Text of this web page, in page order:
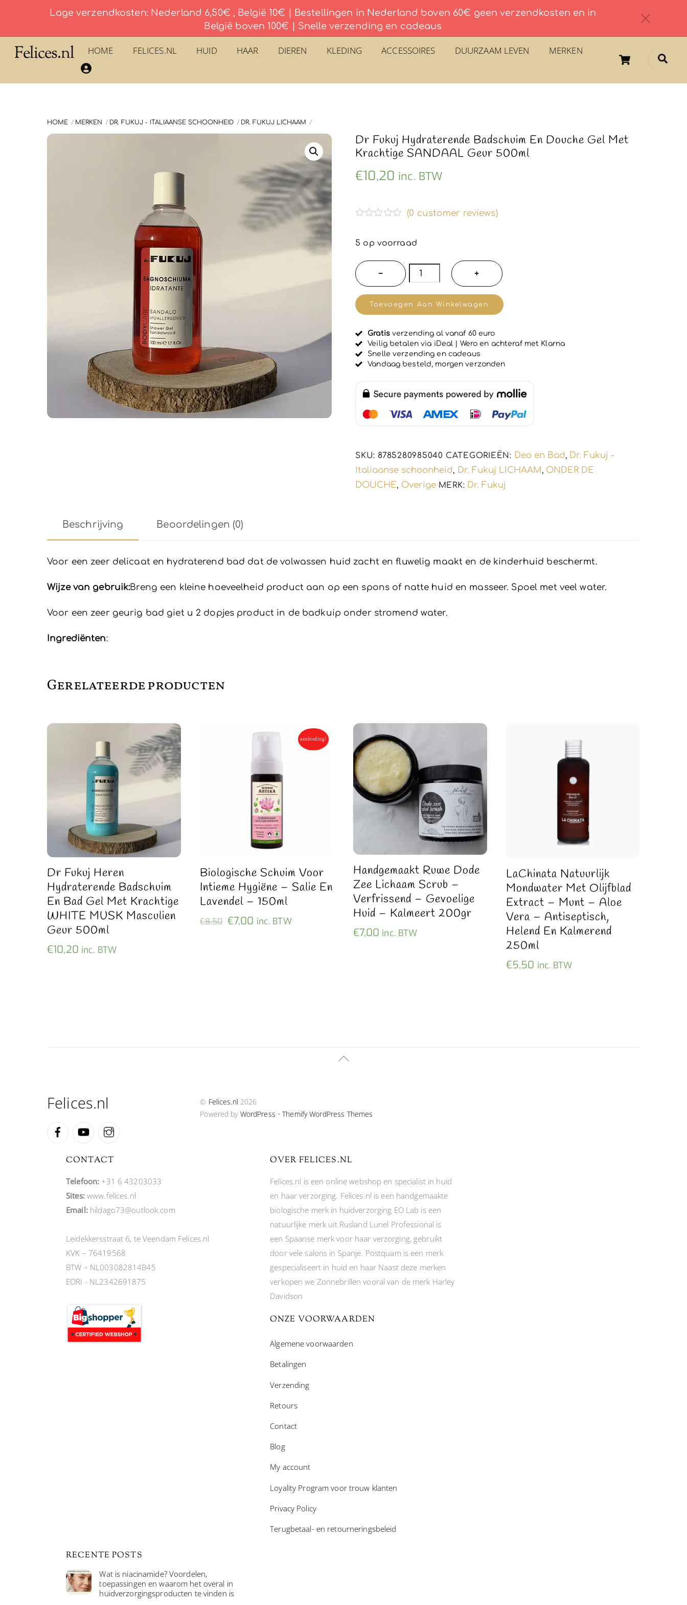
Lage verzendkosten: Nederland 6,50€ , België 10€ | Bestellingen in Nederland boven 60€ geen verzendkosten en in
België boven 100€ | Snelle verzending en cadeaus
c
Felices.nl Cart
HOME FELICES.NL HUID HAAR DIEREN KLEDING ACCESSOIRES DUURZAAM LEVEN MERKEN
HOME MERKEN DR. FUKUJ - ITALIAANSE SCHOONHEID DR. FUKUJ LICHAAM
Dr Fukuj Hydraterende Badschuim En Douche Gel Met
Krachtige SANDAAL Geur 500ml
€10,20 inc. BTW
w
r
d
e
r
d
0
i
t
5
(0 customer reviews)
5 op voorraad
−
Dr
Fukuj
hydraterende
douche
gel
met
SANDAAL
geur
+
Toevoegen Aan Winkelwagen
Gratisverzending al vanaf 60 euro
Veilig betalen via iDeal | Wero en achteraf met Klarna
Snelle verzending en cadeaus
Vandaag besteld, morgen verzonden
SKU: 8785280985040 CATEGORIEËN: Deo en Bad, Dr. Fukuj -
Italiaanse schoonheid, Dr. Fukuj LICHAAM, ONDER DE
DOUCHE, Overige MERK: Dr. Fukuj
Beschrijving Beoordelingen (0)
Voor een zeer delicaat en hydraterend bad dat de volwassen huid zacht en fluwelig maakt en de kinderhuid beschermt.
Wijze van gebruik:Breng een kleine hoeveelheid product aan op een spons of natte huid en masseer. Spoel met veel water.
Voor een zeer geurig bad giet u 2 dopjes product in de badkuip onder stromend water.
Ingrediënten:
Gerelateerde producten
Dr Fukuj Heren
Hydraterende Badschuim
En Bad Gel Met Krachtige
WHITE MUSK Masculien
Geur 500ml
€10,20 inc. BTW
aanbieding!
Biologische Schuim Voor
Intieme Hygiëne – Salie En
Lavendel – 150ml
€8,50 Oorspronkelijke
€7,00 Huidige
inc. BTW
Handgemaakt Ruwe Dode
Zee Lichaam Scrub –
Verfrissend – Gevoelige
Huid – Kalmeert 200gr
€7,00 inc. BTW
LaChinata Natuurlijk
Mondwater Met Olijfblad
Extract – Munt – Aloe
Vera – Antiseptisch,
Helend En Kalmerend
250ml
€5,50 inc. BTW
Back
Felices.nl
FacebookYouTube
© Felices.nl 2026
Powered by WordPress •Themify WordPress Themes
CONTACT
Telefoon: +31 6 43203033
Sites:www.felices.nl
Email:hildago73@outlook.com
Leidekkersstraat 6, te Veendam Felices.nl
KVK – 76419568
BTW – NL003082814B45
EORI - NL2342691875
OVER FELICES.NL
Felices.nl is een online webshop en specialist in huid
en haar verzorging. Felices.nl is een handgemaakte
biologische merk in huidverzorging EO Lab is een
natuurlijke merk uit Rusland Lunel Professional is
een Spaanse merk voor haar verzorging, gebruikt
door vele salons in Spanje. Postquam is een merk
gespecialiseert in huid en haar Naast deze merken
verkopen we Zonnebrillen vooral van de merk Harley
Davidson
ONZE VOORWAARDEN
Algemene voorwaarden
Betalingen
Verzending
Retours
Contact
Blog
My account
Loyality Program voor trouw klanten
Privacy Policy
Terugbetaal- en retourneringsbeleid
RECENTE POSTS
Wat is niacinamide? Voordelen,
toepassingen en waarom het overal in
huidverzorgingsproducten te vinden is